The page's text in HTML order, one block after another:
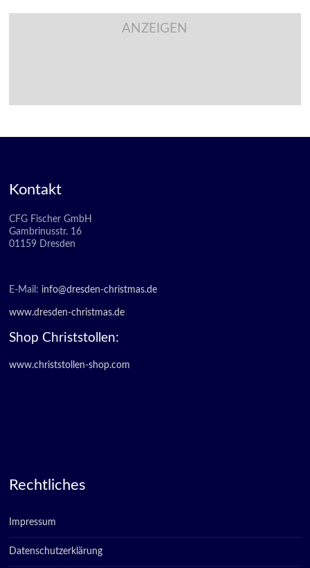
ANZEIGEN
Kontakt
CFG Fischer GmbH
Gambrinusstr. 16
01159 Dresden
E-Mail: info@dresden-christmas.de
www.dresden-christmas.de
Shop Christstollen:
www.christstollen-shop.com
Rechtliches
Impressum
Datenschutzerklärung